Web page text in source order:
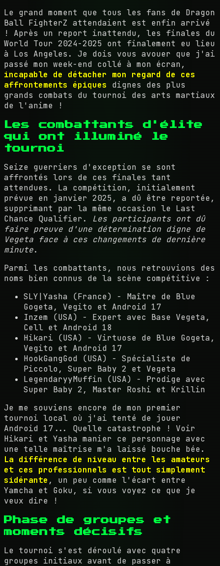
Le grand moment que tous les fans de Dragon
Ball FighterZ attendaient est enfin arrivé
! Après un report inattendu, les finales du
World Tour 2024-2025 ont finalement eu lieu
à Los Angeles. Je dois vous avouer que j'ai
passé mon week-end collé à mon écran,
incapable de détacher mon regard de ces
affrontements épiques dignes des plus
grands combats du tournoi des arts martiaux
de l'anime !
Les combattants d'élite
qui ont illuminé le
tournoi
Seize guerriers d'exception se sont
affrontés lors de ces finales tant
attendues. La compétition, initialement
prévue en janvier 2025, a dû être reportée,
supprimant par la même occasion le Last
Chance Qualifier. Les participants ont dû
faire preuve d'une détermination digne de
Vegeta face à ces changements de dernière
minute.
Parmi les combattants, nous retrouvions des
noms bien connus de la scène compétitive :
SLY|Yasha (France) - Maître de Blue
Gogeta, Vegito et Android 17
Inzem (USA) - Expert avec Base Vegeta,
Cell et Android 18
Hikari (USA) - Virtuose de Blue Gogeta,
Vegito et Android 17
HookGangGod (USA) - Spécialiste de
Piccolo, Super Baby 2 et Vegeta
LegendaryyMuffin (USA) - Prodige avec
Super Baby 2, Master Roshi et Krillin
Je me souviens encore de mon premier
tournoi local où j'ai tenté de jouer
Android 17... Quelle catastrophe ! Voir
Hikari et Yasha manier ce personnage avec
une telle maîtrise m'a laissé bouche bée.
La différence de niveau entre les amateurs
et ces professionnels est tout simplement
sidérante , un peu comme l'écart entre
Yamcha et Goku, si vous voyez ce que je
veux dire !
Phase de groupes et
moments décisifs
Le tournoi s'est déroulé avec quatre
groupes initiaux avant de passer à